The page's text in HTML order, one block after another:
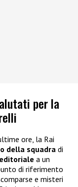
per la
ore, la Rai
della squadra di
a un
di riferimento
e misteri